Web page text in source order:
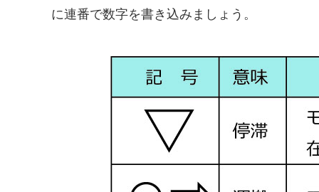
に連番で数字を書き込みましょう。